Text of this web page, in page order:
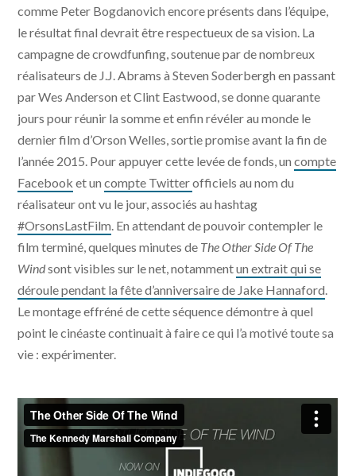
comme Peter Bogdanovich encore présents dans l’équipe,
le résultat final devrait être respectueux de sa vision. La
campagne de crowdfunfing, soutenue par de nombreux
réalisateurs de J.J. Abrams à Steven Soderbergh en passant
par Wes Anderson et Clint Eastwood, se donne quarante
jours pour réunir la somme et enfin révéler au monde le
dernier film d’Orson Welles, sortie promise avant la fin de
l’année 2015. Pour appuyer cette levée de fonds, uncompte
Facebook et uncompte Twitterofficiels au nom du
réalisateur ont vu le jour, associés au hashtag
#OrsonsLastFilm. En attendant de pouvoir contempler le
film terminé, quelques minutes de The Other Side Of The
Windsont visibles sur le net, notammentun extrait qui se
déroule pendant la fête d’anniversaire de Jake Hannaford.
Le montage effréné de cette séquence démontre à quel
point le cinéaste continuait à faire ce qui l’a motivé toute sa
vie : expérimenter.